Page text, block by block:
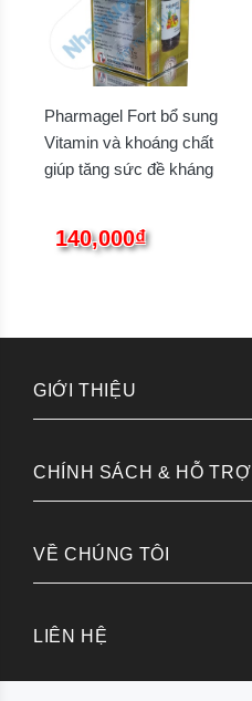
Pharmagel Fort bổ sung
Vitamin và khoáng chất
giúp tăng sức đề kháng
140,000₫
GIỚI THIỆU
CHÍNH SÁCH & HỖ TRỢ
VỀ CHÚNG TÔI
LIÊN HỆ